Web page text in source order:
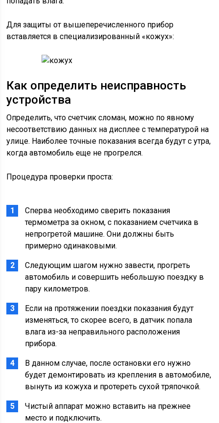
Для защиты от вышеперечисленного прибор
вставляется в специализированный «кожух»:
Как определить неисправность
устройства
Определить, что счетчик сломан, можно по явному
несоответствию данных на дисплее с температурой на
улице. Наиболее точные показания всегда будут с утра,
когда автомобиль еще не прогрелся.
Процедура проверки проста:
Сперва необходимо сверить показания
термометра за окном, с показанием счетчика в
непрогретой машине. Они должны быть
примерно одинаковыми.
Следующим шагом нужно завести, прогреть
автомобиль и совершить небольшую поездку в
пару километров.
Если на протяжении поездки показания будут
изменяться, то скорее всего, в датчик попала
влага из-за неправильного расположения
прибора.
В данном случае, после остановки его нужно
будет демонтировать из крепления в автомобиле,
вынуть из кожуха и протереть сухой тряпочкой.
Чистый аппарат можно вставить на прежнее
место и подключить.